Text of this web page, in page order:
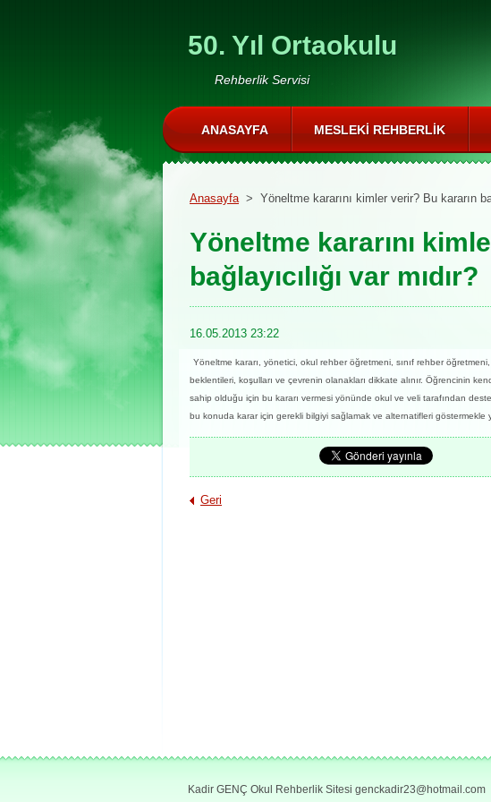
50. Yıl Ortaokulu
Rehberlik Servisi
Anasayfa > Yöneltme kararını kimler verir? Bu kararın
Yöneltme kararını
bağlayıcılığı var mıdır?
16.05.2013 23:22
Yöneltme kararı, yönetici, okul rehber öğretmeni, sınıf rehber
beklentileri, koşulları ve çevrenin olanakları dikkate alınır. Öğrencinin
sahip olduğu için bu kararı vermesi yönünde okul ve veli tarafından
bu konuda karar için gerekli bilgiyi sağlamak ve alternatifleri göstermekle
Geri
ANASAYFA MESLEKI REHBERLIK
Kadir GENÇ Okul Rehberlik Sitesi genckadir23@hotmail.com